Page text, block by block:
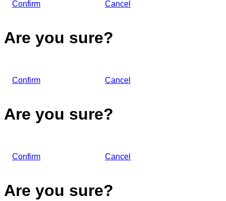
Confirm Cancel
Are you sure?
Confirm Cancel
Are you sure?
Confirm Cancel
Are you sure?